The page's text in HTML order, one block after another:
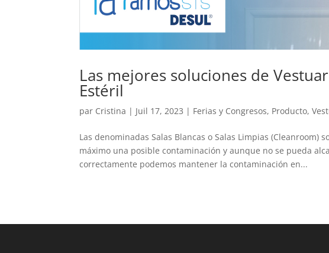
Las mejores soluciones de
Estéril
par Cristina | Juil 17, 2023 | Ferias y Congresos, Producto,
Las denominadas Salas Blancas o Salas Limpias
máximo una posible contaminación y aunque no se pueda
correctamente podemos mantener la contaminación en...